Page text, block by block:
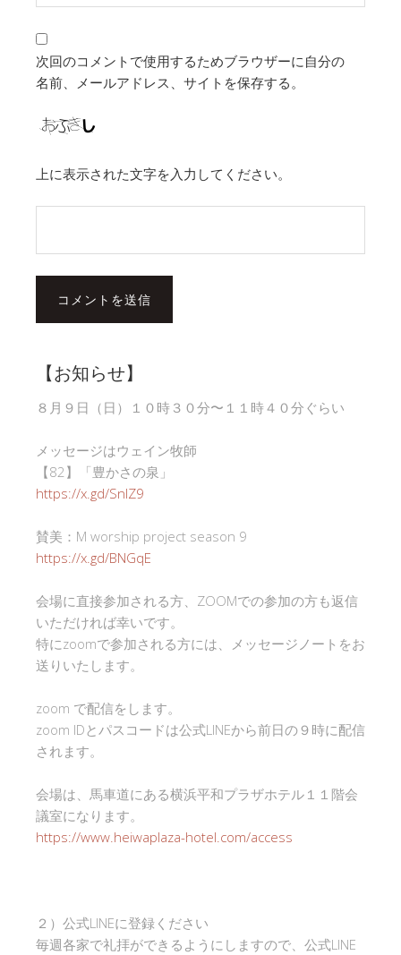
次回のコメントで使用するためブラウザーに自分の
名前、メールアドレス、サイトを保存する。
上に表示された文字を入力してください。
【お知らせ】
８月９日（日）１０時３０分〜１１時４０分ぐらい
メッセージはウェイン牧師
【82】「豊かさの泉」
https://x.gd/SnlZ9
賛美：M worship project season 9
https://x.gd/BNGqE
会場に直接参加される方、ZOOMでの参加の方も返信
いただければ幸いです。
特にzoomで参加される方には、メッセージノートをお
送りいたします。
zoom で配信をします。
zoom IDとパスコードは公式LINEから前日の９時に配信
されます。
会場は、馬車道にある横浜平和プラザホテル１１階会
議室になります。
https://www.heiwaplaza-hotel.com/access
２）公式LINEに登録ください
毎週各家で礼拝ができるようにしますので、公式LINE